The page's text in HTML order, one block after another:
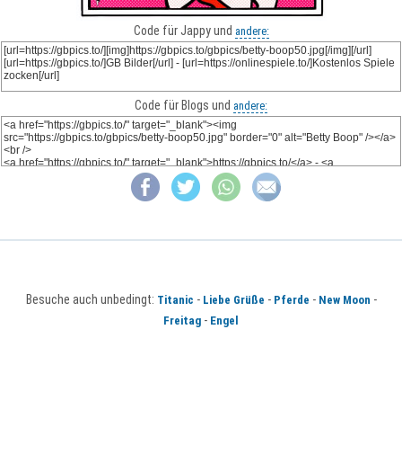
Code für Jappy und andere:
Code für Blogs und andere:
Besuche auch unbedingt: Titanic - Liebe Grüße - Pferde - New Moon -
Freitag - Engel